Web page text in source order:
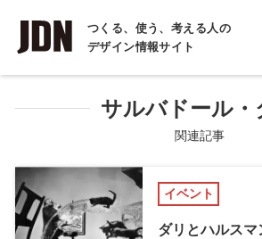
つくる、使う、考える人の
デザイン情報サイト
INTERVIEW
インタビュー
REPORT
COLUMN
コラム
サルバドール・
関連記事
イベント
ダリとハルスマ